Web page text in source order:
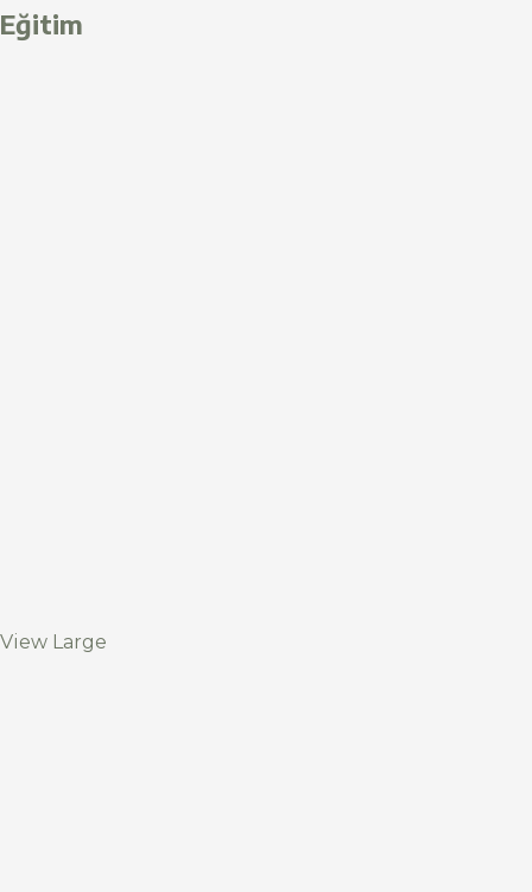
Eğitim
View Large